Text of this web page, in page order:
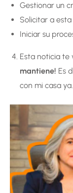
Gestionar un
Solicitar a
Iniciar su
Esta noticia te
mantiene! Es
con mi casa